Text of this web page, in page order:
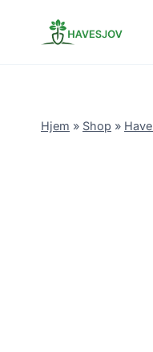
Hjem » Shop »